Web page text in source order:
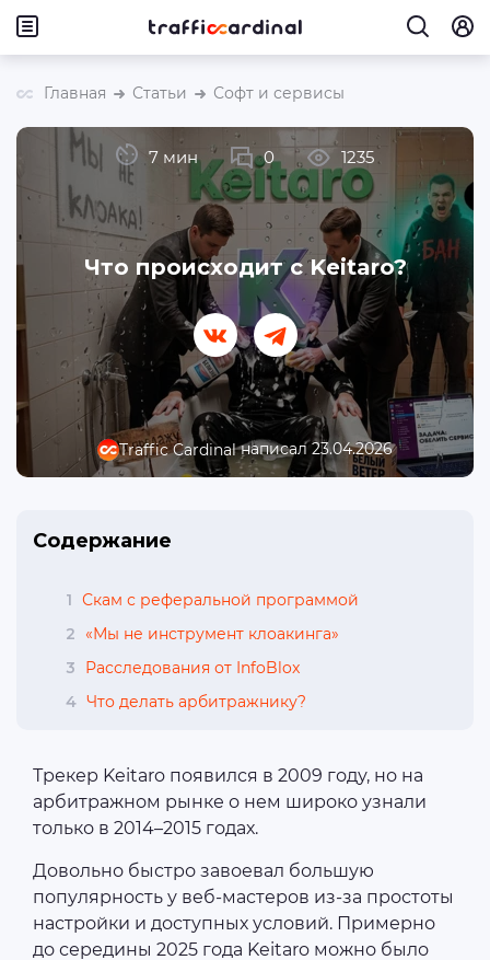
Главная Статьи Софт и сервисы
Traffic Cardinalнаписал 23.04.2026
Что происходит с Keitaro?
7 мин 0 1235
Содержание
1 Скам с реферальной программой
2
«Мы не инструмент клоакинга»
3
Расследования от InfoBlox
4 Что делать арбитражнику?
Трекер Keitaro появился в 2009 году, но на
арбитражном рынке о нем широко узнали
только в 2014–2015 годах.
Довольно быстро завоевал большую
популярность у веб-мастеров из-за простоты
настройки и доступных условий. Примерно
до середины 2025 года Keitaro можно было